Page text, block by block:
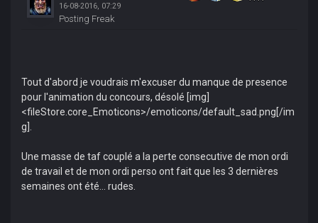
16-08-2016, 07:29
Posting Freak
Tout d'abord je voudrais m'excuser du manque de presence
pour l'animation du concours, désolé [img]
<fileStore.core_Emoticons>/emoticons/default_sad.png[/im
g].
Une masse de taf couplé a la perte consecutive de mon ordi
de travail et de mon ordi perso ont fait que les 3 dernières
semaines ont été... rudes.